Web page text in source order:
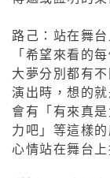
路己：站在舞
「希望來看的
大夢分別都有
演出時，想的
會有「有來真
力吧」等這樣
心情站在舞台